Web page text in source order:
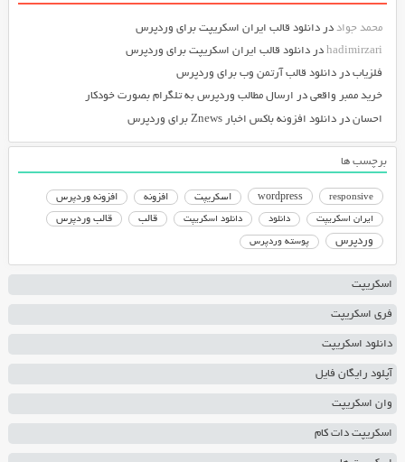
محمد جواددر دانلود قالب ایران اسکریپت برای وردپرس
hadimirzariدر دانلود قالب ایران اسکریپت برای وردپرس
فلزیابدر دانلود قالب آرتمن وب برای وردپرس
خرید ممبر واقعیدر ارسال مطالب وردپرس به تلگرام بصورت خودکار
احساندر دانلود افزونه باکس اخبار Znews برای وردپرس
برچسب ها
responsive
wordpress اسکریپت افزونه افزونه وردپرس
ایران اسکریپت دانلود دانلود اسکریپت قالب قالب وردپرس
وردپرس پوسته وردپرس
اسکریپت
فری اسکریپت
دانلود اسکریپت
آپلود رایگان فایل
وان اسکریپت
اسکریپت دات کام